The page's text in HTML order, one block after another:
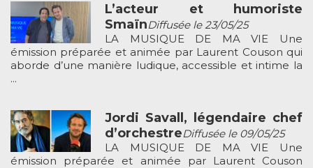
L’acteur et humoriste
SmaïnDiffusée le 23/05/25
LA MUSIQUE DE MA VIE Une
émission préparée et animée par Laurent Couson qui
aborde d’une manière ludique, accessible et intime la
...
Jordi Savall, légendaire chef
d’orchestreDiffusée le 09/05/25
LA MUSIQUE DE MA VIE Une
émission préparée et animée par Laurent Couson